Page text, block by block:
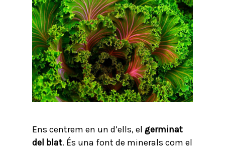
Ens centrem en un d’ells, el germinat
del blat. És una font de minerals com el